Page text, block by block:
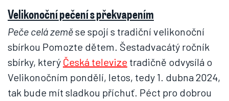
Velikonoční pečení s překvapením
Peče celá zeměse spojí s tradiční velikonoční
sbírkou Pomozte dětem. Šestadvacátý ročník
sbírky, který Česká televize tradičně odvysílá o
Velikonočním pondělí, letos, tedy 1. dubna 2024,
tak bude mít sladkou příchuť. Péct pro dobrou